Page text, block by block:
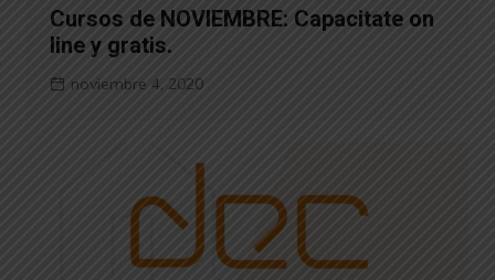
Cursos de NOVIEMBRE: Capacitate on
line y gratis.
noviembre 4, 2020